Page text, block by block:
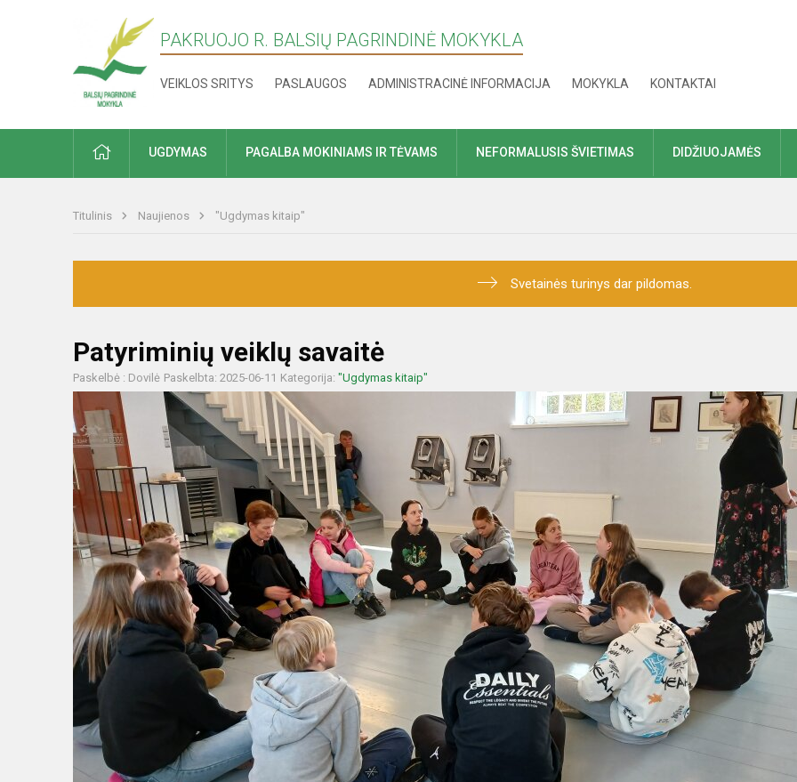
PAKRUOJO R. BALSIŲ PAGRINDINĖ MOKYKLA
VEIKLOS SRITYS PASLAUGOS ADMINISTRACINĖ INFORMACIJA MOKYKLA KONTAKTAI
PRADŽIAUGDYMAS PAGALBA MOKINIAMS IR TĖVAMS NEFORMALUSIS ŠVIETIMAS DIDŽIUOJAMĖS
Titulinis Naujienos "Ugdymas kitaip"
Svetainės turinys dar pildomas.
Patyriminių veiklų savaitė
Paskelbė : Dovilė Paskelbta: 2025-06-11 Kategorija: "Ugdymas kitaip"